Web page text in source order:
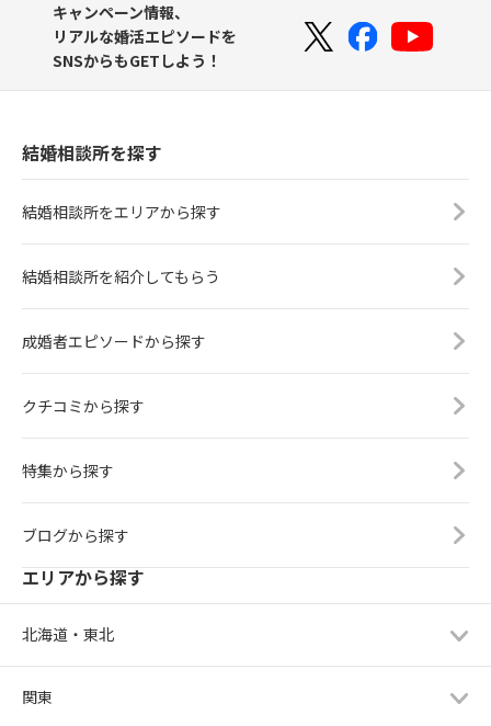
キャンペーン情報、
リアルな婚活エピソードを
SNSからもGETしよう！
結婚相談所を探す
結婚相談所をエリアから探す
結婚相談所を紹介してもらう
成婚者エピソードから探す
クチコミから探す
特集から探す
ブログから探す
エリアから探す
北海道・東北
関東